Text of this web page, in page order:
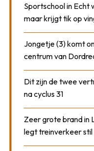
Sportschool in Echt
maar krijgt tik op
Jongetje (3) komt
centrum van
Dit zijn de twee
na cyclus 31
Zeer grote brand in
legt treinverkeer stil